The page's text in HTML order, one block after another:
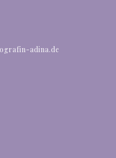
adina.de